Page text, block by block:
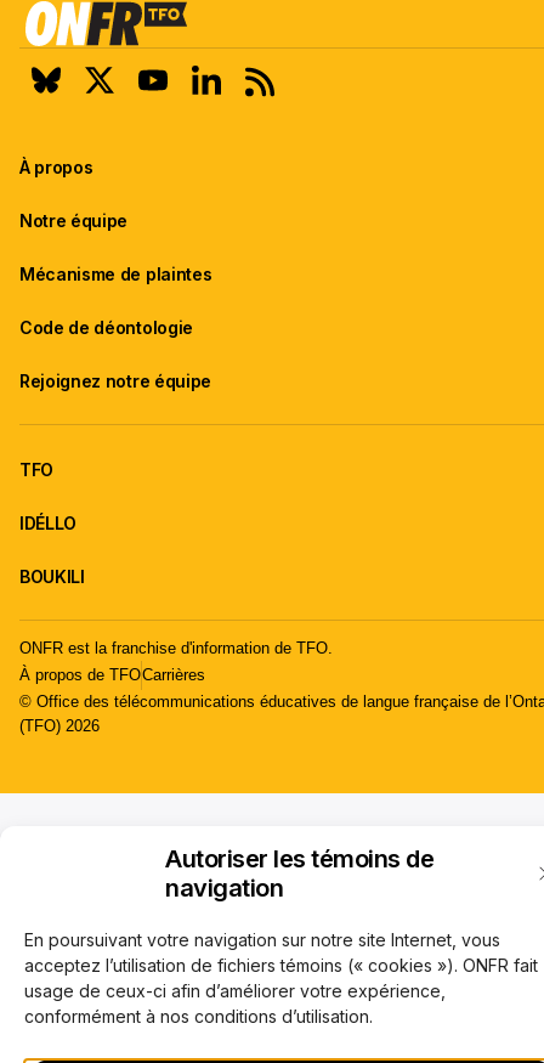
Autoriser les témoins de
navigation
En poursuivant votre navigation sur notre site Internet, vous
acceptez l’utilisation de fichiers témoins (« cookies »). ONFR fait
usage de ceux-ci afin d’améliorer votre expérience,
conformément à nos conditions d’utilisation.
À propos
Notre équipe
Mécanisme de plaintes
Code de déontologie
Rejoignez notre équipe
TFO
IDÉLLO
BOUKILI
ONFR est la franchise d'information de TFO.
À propos de TFOCarrières
© Office des télécommunications éducatives de langue française de
(TFO) 2026